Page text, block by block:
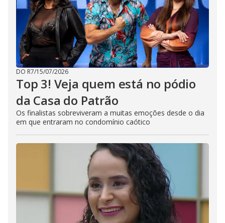
DO R7/15/07/2026
Top 3! Veja quem está no pódio
da Casa do Patrão
Os finalistas sobreviveram a muitas emoções desde o dia
em que entraram no condomínio caótico